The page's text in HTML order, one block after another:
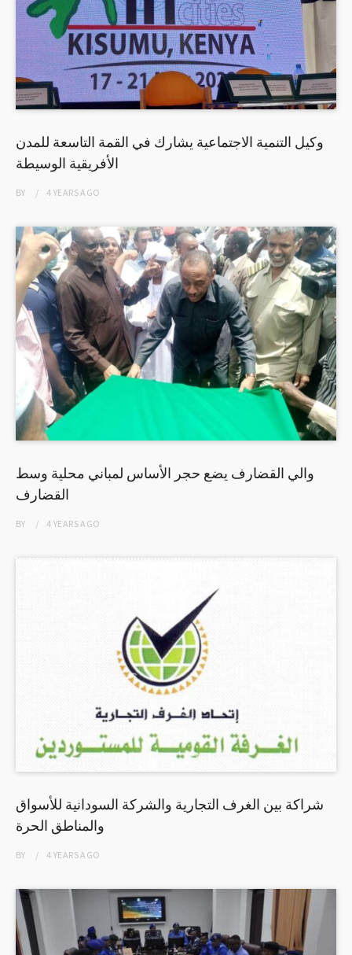
وكيل التنمية الاجتماعية يشارك في القمة التاسعة للمدن
الأفريقية الوسيطة
BY 4 YEARSAGO
والي القضارف يضع حجر الأساس لمباني محلية وسط
القضارف
BY 4 YEARSAGO
شراكة بين الغرف التجارية والشركة السودانية للأسواق
والمناطق الحرة
BY 4 YEARSAGO